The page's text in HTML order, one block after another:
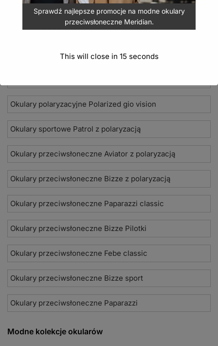
Nowości 2026
Okulary przeciwsłoneczne Seevision
Okulary polaryzacyjne Polarized gio vision
Okulary sportowe Patrol z polaryzacją
Okulary przeciwsłoneczne Aviator z polaryzacją
Okulary przeciwsłoneczne Bizze z polaryzacją
Okulary przeciwsłoneczne Paparazzi classic
Okulary przeciwsłoneczne Bizze Pilotki
Okulary przeciwsłoneczne Febe classic
Okulary przeciwsłoneczne Bizze sport
Okulary przeciwsłoneczne Paparazzi
Modne kolekcje okularów
Sprawdź najlepsze promocje na modne okulary
przeciwsłoneczne Meridian.
This will close in 15 seconds